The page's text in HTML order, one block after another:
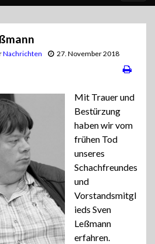
Nachrichten 27. November 2018
Mit Trauer und
Bestürzung
haben wir vom
frühen Tod
unseres
Schachfreundes
und
Vorstandsmitgl
ieds Sven
Leßmann
erfahren.